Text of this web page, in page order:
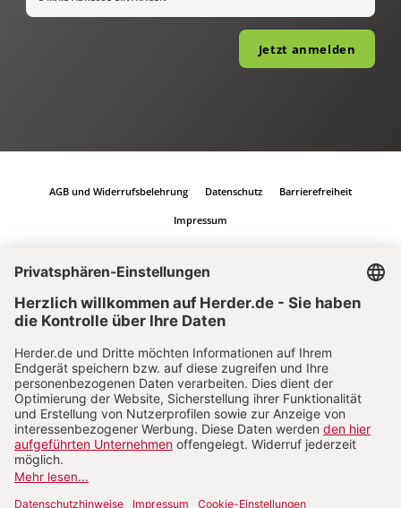
Jetzt anmelden
AGB und Widerrufsbelehrung Datenschutz Barrierefreiheit
Impressum
Vertrag widerrufen